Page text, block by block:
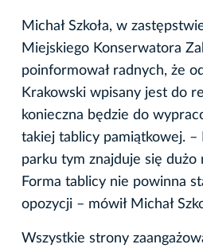
Michał Szkoła, w
Miejskiego Konserwatora
poinformował radnych, że
Krakowski wpisany jest do
konieczna będzie do
takiej tablicy pamiątkowej. –
parku tym znajduje się
Forma tablicy nie powinna
opozycji – mówił Michał
Wszystkie strony